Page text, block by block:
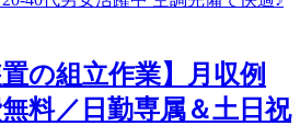
置の組立作業】月収例
料／日勤専属＆土日祝